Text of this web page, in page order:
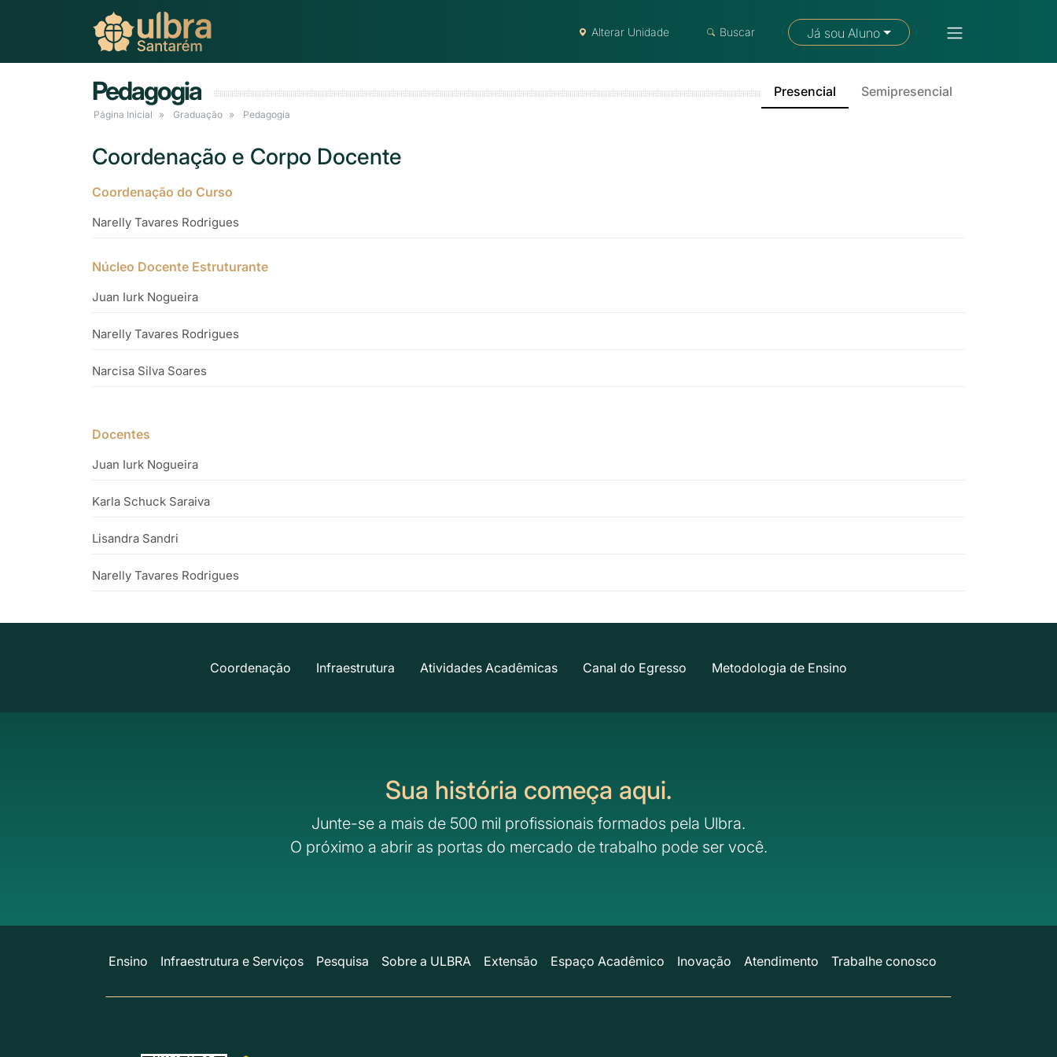
Fale com um consultor
Alterar Unidade Buscar Já sou Aluno
Pedagogia Presencial Semipresencial
Página Inicial Graduação Pedagogia
Coordenação e Corpo Docente
Coordenação do Curso
Narelly Tavares Rodrigues
Núcleo Docente Estruturante
Juan Iurk Nogueira
Narelly Tavares Rodrigues
Narcisa Silva Soares
Docentes
Juan Iurk Nogueira
Karla Schuck Saraiva
Lisandra Sandri
Narelly Tavares Rodrigues
Coordenação Infraestrutura Atividades Acadêmicas Canal do Egresso Metodologia de Ensino
Sua história começa aqui.
Junte-se a mais de 500 mil profissionais formados pela Ulbra.
O próximo a abrir as portas do mercado de trabalho pode ser você.
Ensino Infraestrutura e Serviços Pesquisa Sobre a ULBRA Extensão Espaço Acadêmico Inovação Atendimento Trabalhe conosco